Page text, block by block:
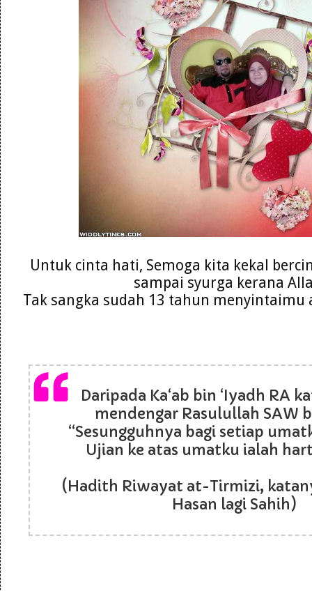
Untuk cinta hati, Semoga kita kekal
sampai syurga kerana
Tak sangka sudah 13 tahun menyintaimu
Daripada Ka‘ab bin ‘Iyadh RA
mendengar Rasulullah SAW
“Sesungguhnya bagi setiap
Ujian ke atas umatku ialah
(Hadith Riwayat at-Tirmizi,
Hasan lagi Sahih)